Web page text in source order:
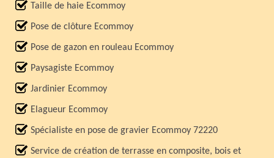
Taille de haie Ecommoy
Pose de clôture Ecommoy
Pose de gazon en rouleau Ecommoy
Paysagiste Ecommoy
Jardinier Ecommoy
Elagueur Ecommoy
Spécialiste en pose de gravier Ecommoy 72220
Service de création de terrasse en composite, bois et